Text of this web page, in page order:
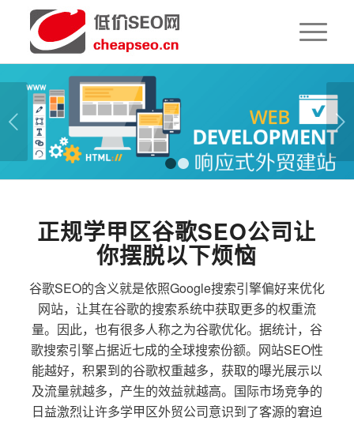
下一页
1 2
正规学甲区谷歌SEO公司让
你摆脱以下烦恼
谷歌SEO的含义就是依照Google搜索引擎偏好来优化
网站，让其在谷歌的搜索系统中获取更多的权重流
量。因此，也有很多人称之为谷歌优化。据统计，谷
歌搜索引擎占据近七成的全球搜索份额。网站SEO性
能越好，积累到的谷歌权重越多，获取的曝光展示以
及流量就越多，产生的效益就越高。国际市场竞争的
日益激烈让许多学甲区外贸公司意识到了客源的窘迫